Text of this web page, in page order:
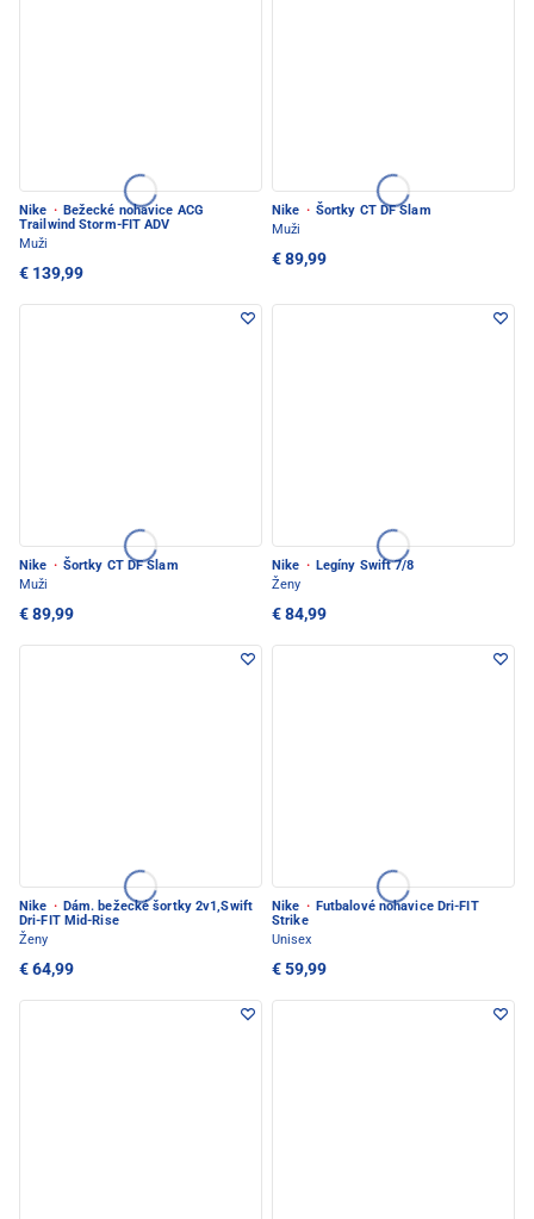
Nike · Bežecké nohavice ACG
Trailwind Storm-FIT ADV
Muži
€ 139,99
Nike · Šortky CT DF Slam
Muži
€ 89,99
Nike · Šortky CT DF Slam
Muži
€ 89,99
Nike · Legíny Swift 7/8
Ženy
€ 84,99
Nike · Dám. bežecké šortky 2v1,Swift
Dri-FIT Mid-Rise
Ženy
€ 64,99
Nike · Futbalové nohavice Dri-FIT
Strike
Unisex
€ 59,99